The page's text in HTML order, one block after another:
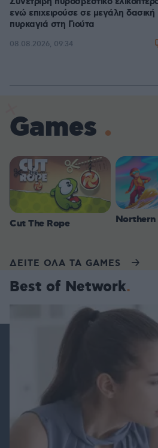
ενώ επιχειρούσε σε μεγάλη δασική
πυρκαγιά στη Γιούτα
08.08.2026, 09:34
Games
Cut The Rope Northern
ΔΕΙΤΕ ΟΛΑ ΤΑ GAMES
Best of Network